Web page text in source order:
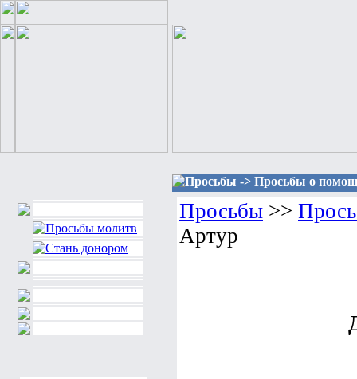
Просьбы -> Просьбы о
Просьбы >>
Артур